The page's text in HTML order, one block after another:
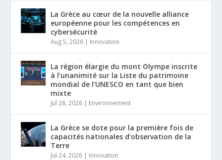
La Grèce au cœur de la nouvelle alliance
européenne pour les compétences en
cybersécurité
Aug 5, 2026 | Innovation
La région élargie du mont Olympe inscrite
à l’unanimité sur la Liste du patrimoine
mondial de l’UNESCO en tant que bien
mixte
Jul 28, 2026 | Environnement
La Grèce se dote pour la première fois de
capacités nationales d’observation de la
Terre
Jul 24, 2026 | Innovation